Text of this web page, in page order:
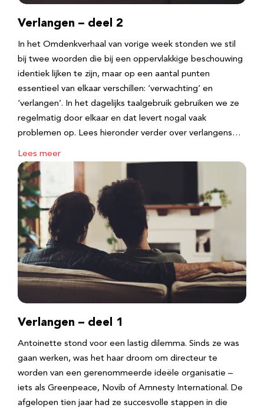
Verlangen – deel 2
In het Omdenkverhaal van vorige week stonden we stil
bij twee woorden die bij een oppervlakkige beschouwing
identiek lijken te zijn, maar op een aantal punten
essentieel van elkaar verschillen: ‘verwachting’ en
‘verlangen’. In het dagelijks taalgebruik gebruiken we ze
regelmatig door elkaar en dat levert nogal vaak
problemen op. Lees hieronder verder over verlangens…
Lees meer
Verlangen – deel 1
Antoinette stond voor een lastig dilemma. Sinds ze was
gaan werken, was het haar droom om directeur te
worden van een gerenommeerde ideële organisatie –
iets als Greenpeace, Novib of Amnesty International. De
afgelopen tien jaar had ze succesvolle stappen in die